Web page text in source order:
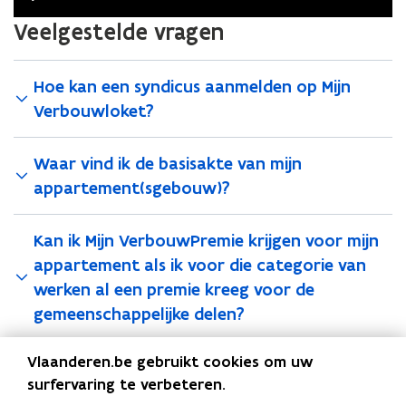
Play Mute SettingsEnter
Veelgestelde vragen
Hoe kan een syndicus aanmelden op Mijn
Verbouwloket?
Waar vind ik de basisakte van mijn
appartement(sgebouw)?
Kan ik Mijn VerbouwPremie krijgen voor mijn
appartement als ik voor die categorie van
werken al een premie kreeg voor de
gemeenschappelijke delen?
Gaat het bedrag van de basispremie naar de
terugbetaling van Mijn VerbouwLening als
Vlaanderen.be gebruikt cookies om uw
surfervaring te verbeteren.